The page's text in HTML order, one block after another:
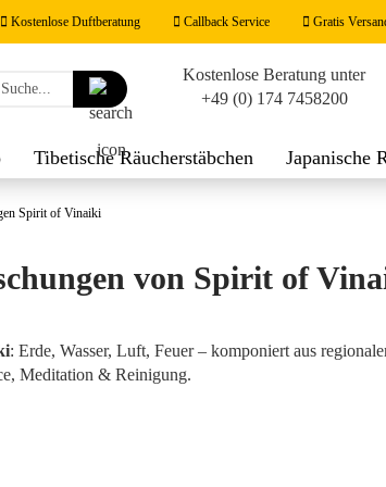
Kostenlose Duftberatung Callback Service Gratis
Lieferland
E-
Suche...
Kostenlose Beratung unter
+49 (0) 174 7458200
Tibetische Räucherstäbchen
Japanische
Spirit of Vinaiki
von Spirit of
: Erde, Wasser, Luft, Feuer – komponiert aus
Meditation & Reinigung.